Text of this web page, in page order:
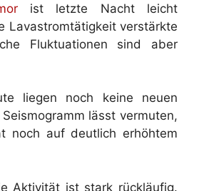
ist letzte Nacht leicht
Lavastromtätigkeit verstärkte
Fluktuationen sind aber
liegen noch keine neuen
lässt vermuten,
noch auf deutlich erhöhtem
Aktivität ist stark rückläufig.